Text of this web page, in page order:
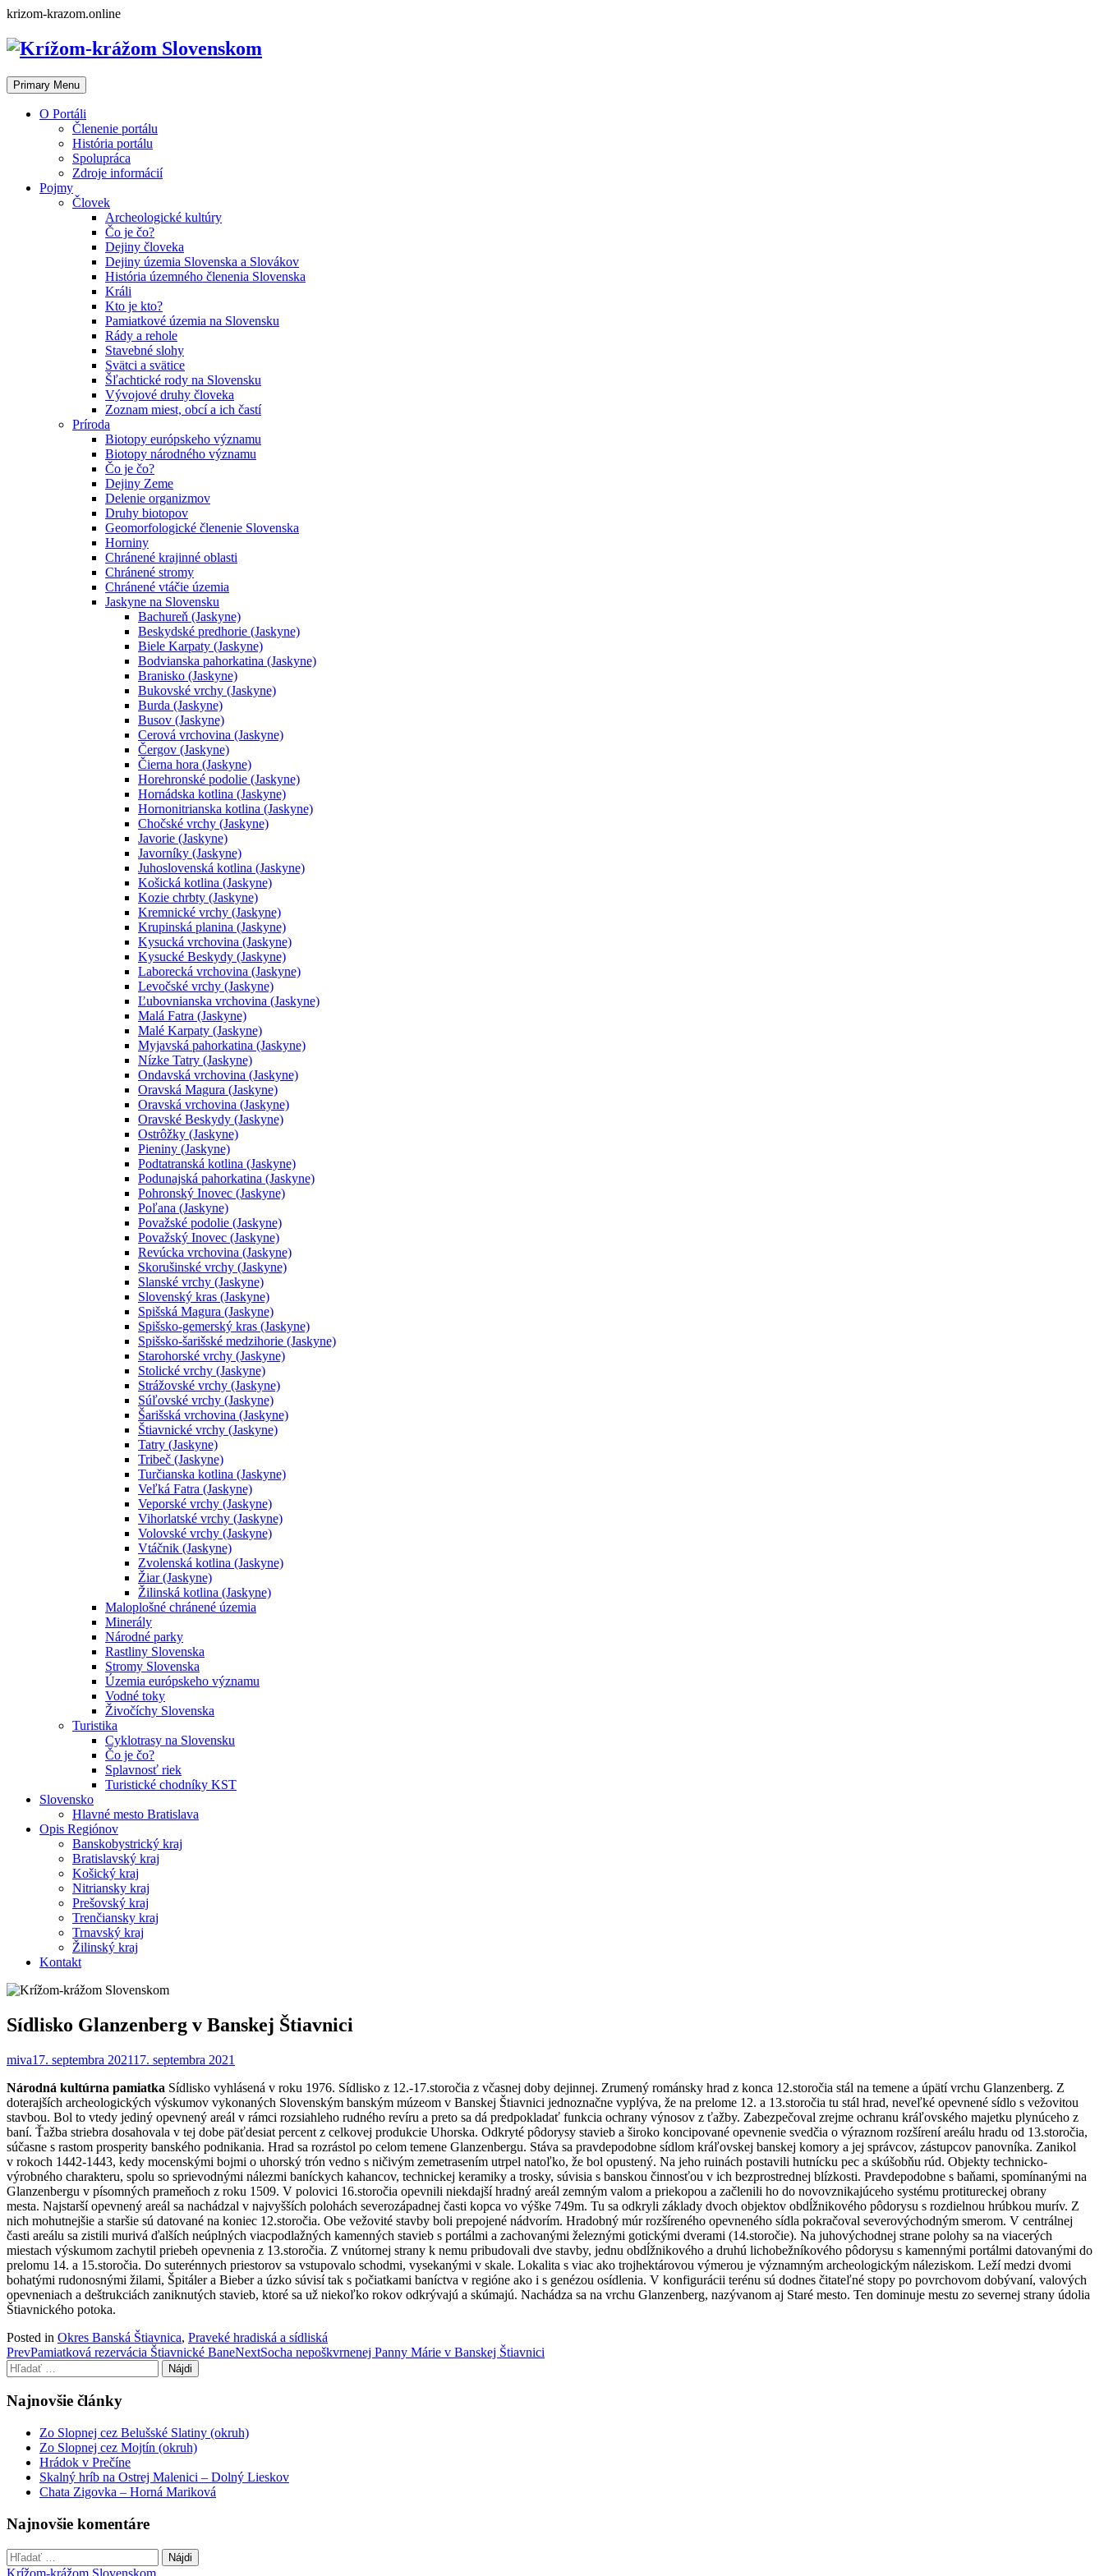
Skip
content
krizom-krazom.online
Primary Menu
O Portáli
Členenie portálu
História portálu
Spolupráca
Zdroje informácií
Pojmy
Človek
Archeologické kultúry
Čo je čo?
Dejiny človeka
Dejiny územia Slovenska a Slovákov
História územného členenia Slovenska
Králi
Kto je kto?
Pamiatkové územia na Slovensku
Rády a rehole
Stavebné slohy
Svätci a svätice
Šľachtické rody na Slovensku
Vývojové druhy človeka
Zoznam miest, obcí a ich častí
Príroda
Biotopy európskeho významu
Biotopy národného významu
Čo je čo?
Dejiny Zeme
Delenie organizmov
Druhy biotopov
Geomorfologické členenie Slovenska
Horniny
Chránené krajinné oblasti
Chránené stromy
Chránené vtáčie územia
Jaskyne na Slovensku
Bachureň (Jaskyne)
Beskydské predhorie (Jaskyne)
Biele Karpaty (Jaskyne)
Bodvianska pahorkatina (Jaskyne)
Branisko (Jaskyne)
Bukovské vrchy (Jaskyne)
Burda (Jaskyne)
Busov (Jaskyne)
Cerová vrchovina (Jaskyne)
Čergov (Jaskyne)
Čierna hora (Jaskyne)
Horehronské podolie (Jaskyne)
Hornádska kotlina (Jaskyne)
Hornonitrianska kotlina (Jaskyne)
Chočské vrchy (Jaskyne)
Javorie (Jaskyne)
Javorníky (Jaskyne)
Juhoslovenská kotlina (Jaskyne)
Košická kotlina (Jaskyne)
Kozie chrbty (Jaskyne)
Kremnické vrchy (Jaskyne)
Krupinská planina (Jaskyne)
Kysucká vrchovina (Jaskyne)
Kysucké Beskydy (Jaskyne)
Laborecká vrchovina (Jaskyne)
Levočské vrchy (Jaskyne)
Ľubovnianska vrchovina (Jaskyne)
Malá Fatra (Jaskyne)
Malé Karpaty (Jaskyne)
Myjavská pahorkatina (Jaskyne)
Nízke Tatry (Jaskyne)
Ondavská vrchovina (Jaskyne)
Oravská Magura (Jaskyne)
Oravská vrchovina (Jaskyne)
Oravské Beskydy (Jaskyne)
Ostrôžky (Jaskyne)
Pieniny (Jaskyne)
Podtatranská kotlina (Jaskyne)
Podunajská pahorkatina (Jaskyne)
Pohronský Inovec (Jaskyne)
Poľana (Jaskyne)
Považské podolie (Jaskyne)
Považský Inovec (Jaskyne)
Revúcka vrchovina (Jaskyne)
Skorušinské vrchy (Jaskyne)
Slanské vrchy (Jaskyne)
Slovenský kras (Jaskyne)
Spišská Magura (Jaskyne)
Spišsko-gemerský kras (Jaskyne)
Spišsko-šarišské medzihorie (Jaskyne)
Starohorské vrchy (Jaskyne)
Stolické vrchy (Jaskyne)
Strážovské vrchy (Jaskyne)
Súľovské vrchy (Jaskyne)
Šarišská vrchovina (Jaskyne)
Štiavnické vrchy (Jaskyne)
Tatry (Jaskyne)
Tribeč (Jaskyne)
Turčianska kotlina (Jaskyne)
Veľká Fatra (Jaskyne)
Veporské vrchy (Jaskyne)
Vihorlatské vrchy (Jaskyne)
Volovské vrchy (Jaskyne)
Vtáčnik (Jaskyne)
Zvolenská kotlina (Jaskyne)
Žiar (Jaskyne)
Žilinská kotlina (Jaskyne)
Maloplošné chránené územia
Minerály
Národné parky
Rastliny Slovenska
Stromy Slovenska
Územia európskeho významu
Vodné toky
Živočíchy Slovenska
Turistika
Cyklotrasy na Slovensku
Čo je čo?
Splavnosť riek
Turistické chodníky KST
Slovensko
Hlavné mesto Bratislava
Opis Regiónov
Banskobystrický kraj
Bratislavský kraj
Košický kraj
Nitriansky kraj
Prešovský kraj
Trenčiansky kraj
Trnavský kraj
Žilinský kraj
Kontakt
Sídlisko Glanzenberg v Banskej Štiavnici
miva17. septembra 202117. septembra 2021
Národná kultúrna pamiatka Sídlisko vyhlásená v roku 1976. Sídlisko z 12.-17.storočia z včasnej doby dejinnej. Zrumený románsky hrad z konca 12.storočia stál na temene a úpätí vrchu Glanzenberg. Z
doterajších archeologických výskumov vykonaných Slovenským banským múzeom v Banskej Štiavnici jednoznačne vyplýva, že na prelome 12. a 13.storočia tu stál hrad, neveľké opevnené sídlo s vežovitou
stavbou. Bol to vtedy jediný opevnený areál v rámci rozsiahleho rudného revíru a preto sa dá predpokladať funkcia ochrany výnosov z ťažby. Zabezpečoval zrejme ochranu kráľovského majetku plynúceho z
baní. Ťažba striebra dosahovala v tej dobe päťdesiat percent z celkovej produkcie Uhorska. Odkryté pôdorysy stavieb a široko koncipované opevnenie svedčia o výraznom rozšírení areálu hradu od 13.storočia,
súčasne s rastom prosperity banského podnikania. Hrad sa rozrástol po celom temene Glanzenbergu. Stáva sa pravdepodobne sídlom kráľovskej banskej komory a jej správcov, zástupcov panovníka. Zanikol
v rokoch 1442-1443, kedy mocenskými bojmi o uhorský trón vedno s ničivým zemetrasením utrpel natoľko, že bol opustený. Na jeho ruinách postavili hutnícku pec a skúšobňu rúd. Objekty technicko-
výrobného charakteru, spolu so sprievodnými nálezmi baníckych kahancov, technickej keramiky a trosky, súvisia s banskou činnosťou v ich bezprostrednej blízkosti. Pravdepodobne s baňami, spomínanými na
Glanzenbergu v písomných prameňoch z roku 1509. V polovici 16.storočia opevnili niekdajší hradný areál zemným valom a priekopou a začlenili ho do novovznikajúceho systému protitureckej obrany
mesta. Najstarší opevnený areál sa nachádzal v najvyšších polohách severozápadnej časti kopca vo výške 749m. Tu sa odkryli základy dvoch objektov obdĺžnikového pôdorysu s rozdielnou hrúbkou murív. Z
nich mohutnejšie a staršie sú datované na koniec 12.storočia. Obe vežovité stavby boli prepojené nádvorím. Hradobný múr rozšíreného opevneného sídla pokračoval severovýchodným smerom. V centrálnej
časti areálu sa zistili murivá ďalších neúplných viacpodlažných kamenných stavieb s portálmi a zachovanými železnými gotickými dverami (14.storočie). Na juhovýchodnej strane polohy sa na viacerých
miestach výskumom zachytil priebeh opevnenia z 13.storočia. Z vnútornej strany k nemu pribudovali dve stavby, jednu obdĺžnikového a druhú lichobežníkového pôdorysu s kamennými portálmi datovanými do
prelomu 14. a 15.storočia. Do suterénnych priestorov sa vstupovalo schodmi, vysekanými v skale. Lokalita s viac ako trojhektárovou výmerou je významným archeologickým náleziskom. Leží medzi dvomi
bohatými rudonosnými žilami, Špitáler a Bieber a úzko súvisí tak s počiatkami baníctva v regióne ako i s genézou osídlenia. V konfigurácii terénu sú dodnes čitateľné stopy po povrchovom dobývaní, valových
opevneniach a deštrukciách zaniknutých stavieb, ktoré sa už niekoľko rokov odkrývajú a skúmajú. Nachádza sa na vrchu Glanzenberg, nazývanom aj Staré mesto. Ten dominuje mestu zo severnej strany údolia
Štiavnického potoka.
Posted in Okres Banská Štiavnica, Praveké hradiská a sídliská
Post
navigation
PrevPamiatková rezervácia Štiavnické BaneNextSocha nepoškvrnenej Panny Márie v Banskej Štiavnici
Hľadať:
Najnovšie články
Zo Slopnej cez Belušské Slatiny (okruh)
Zo Slopnej cez Mojtín (okruh)
Hrádok v Prečíne
Skalný hríb na Ostrej Malenici – Dolný Lieskov
Chata Zigovka – Horná Mariková
Najnovšie komentáre
Hľadať:
Krížom-krážom Slovenskom